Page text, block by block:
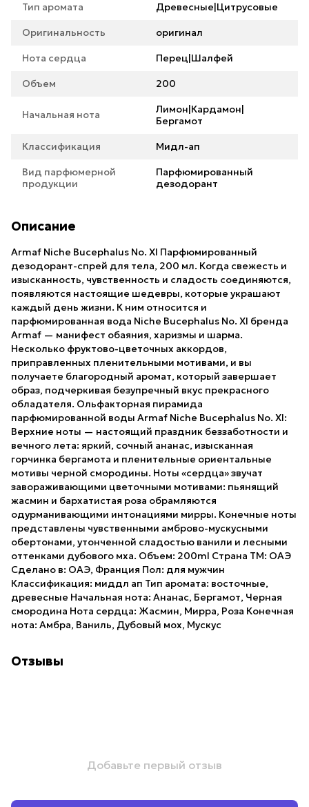
Тип аромата Древесные|Цитрусовые
Оригинальность оригинал
Нота сердца Перец|Шалфей
Объем 200
Начальная нота
Лимон|Кардамон|
Бергамот
Классификация Мидл-ап
Вид парфюмерной
продукции
Парфюмированный
дезодорант
Описание
Armaf Niche Bucephalus No. XI Парфюмированный
дезодорант-спрей для тела, 200 мл. Когда свежесть и
изысканность, чувственность и сладость соединяются,
появляются настоящие шедевры, которые украшают
каждый день жизни. К ним относится и
парфюмированная вода Niche Bucephalus No. XI бренда
Armaf — манифест обаяния, харизмы и шарма.
Несколько фруктово-цветочных аккордов,
приправленных пленительными мотивами, и вы
получаете благородный аромат, который завершает
образ, подчеркивая безупречный вкус прекрасного
обладателя. Ольфакторная пирамида
парфюмированной воды Armaf Niche Bucephalus No. XI:
Верхние ноты — настоящий праздник беззаботности и
вечного лета: яркий, сочный ананас, изысканная
горчинка бергамота и пленительные ориентальные
мотивы черной смородины. Ноты «сердца» звучат
завораживающими цветочными мотивами: пьянящий
жасмин и бархатистая роза обрамляются
одурманивающими интонациями мирры. Конечные ноты
представлены чувственными амброво-мускусными
обертонами, утонченной сладостью ванили и лесными
оттенками дубового мха. Объем: 200ml Страна ТМ: ОАЭ
Сделано в: ОАЭ, Франция Пол: для мужчин
Классификация: миддл ап Тип аромата: восточные,
древесные Начальная нота: Ананас, Бергамот, Черная
смородина Нота сердца: Жасмин, Мирра, Роза Конечная
нота: Амбра, Ваниль, Дубовый мох, Мускус
Отзывы
Добавьте первый отзыв